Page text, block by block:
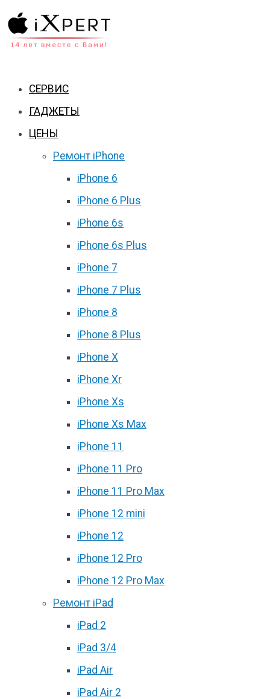
СЕРВИС
ГАДЖЕТЫ
ЦЕНЫ
Ремонт iPhone
iPhone 6
iPhone 6 Plus
iPhone 6s
iPhone 6s Plus
iPhone 7
iPhone 7 Plus
iPhone 8
iPhone 8 Plus
iPhone X
iPhone Xr
iPhone Xs
iPhone Xs Max
iPhone 11
iPhone 11 Pro
iPhone 11 Pro Max
iPhone 12 mini
iPhone 12
iPhone 12 Pro
iPhone 12 Pro Max
Ремонт iPad
iPad 2
iPad 3/4
iPad Air
iPad Air 2